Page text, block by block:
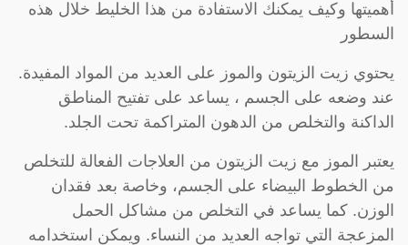
أهميتها وكيف يمكنك الاستفادة من هذا الخليط خلال هذه
السطور
يحتوي زيت الزيتون والموز على العديد من المواد المفيدة.
عند وضعه على الجسم ، يساعد على تفتيح المناطق
الداكنة والتخلص من الدهون المتراكمة تحت الجلد.
يعتبر الموز مع زيت الزيتون من العلاجات الفعالة للتخلص
من الخطوط البيضاء على الجسم، وخاصة بعد فقدان
الوزن. كما يساعد في التخلص من مشاكل الحمل
المزعجة التي تواجه العديد من النساء. ويمكن استخدامه